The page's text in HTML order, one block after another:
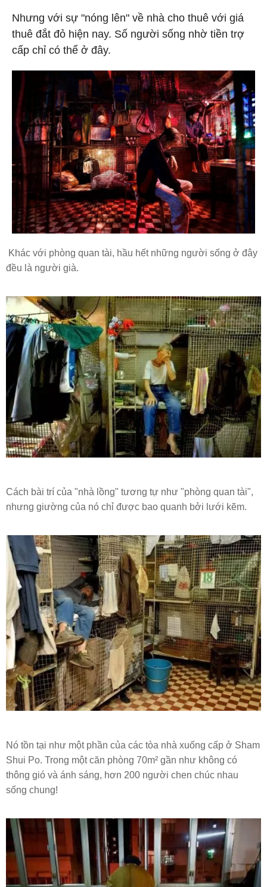
Nhưng với sự "nóng lên" về nhà cho thuê với giá
thuê đắt đỏ hiện nay. Số người sống nhờ tiền trợ
cấp chỉ có thể ở đây.
Khác với phòng quan tài, hầu hết những người sống ở đây
đều là người già.
Cách bài trí của "nhà lồng" tương tự như "phòng quan tài",
nhưng giường của nó chỉ được bao quanh bởi lưới kẽm.
Nó tồn tại như một phần của các tòa nhà xuống cấp ở Sham
Shui Po. Trong một căn phòng 70m² gần như không có
thông gió và ánh sáng, hơn 200 người chen chúc nhau
sống chung!